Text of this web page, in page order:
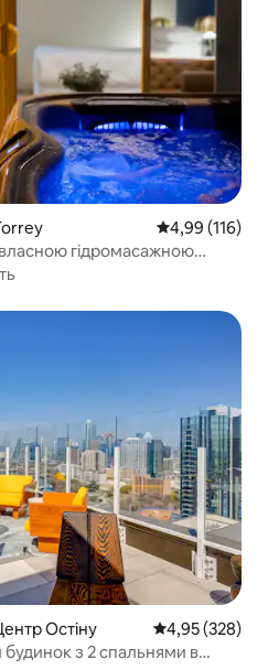
Середня
4,99 (116)
гідромасажною
Остіну Середня
4,95 (328)
з 2 спальнями в